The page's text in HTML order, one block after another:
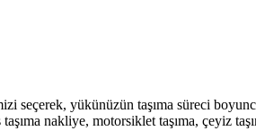
seçerek, yükünüzün taşıma süreci
nakliye, motorsiklet taşıma, çeyiz